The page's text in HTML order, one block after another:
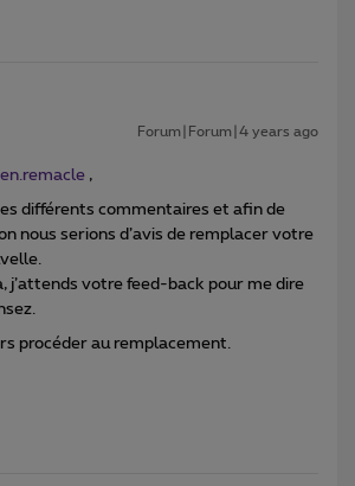
Forum|Forum|4 years ago
,
différents commentaires et afin de
nous serions d’avis de remplacer votre
j’attends votre feed-back pour me dire
procéder au remplacement.